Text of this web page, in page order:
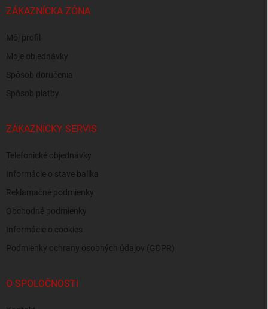
ZÁKAZNÍCKA ZÓNA
Môj profil
Moje objednávky
Spôsob doručenia
Spôsob platby
ZÁKAZNÍCKY SERVIS
Telefonické objednávky
Informácie o stave balíka
Reklamačné podmienky
Obchodné podmienky
Informácie o cookies
Podmienky ochrany osobných údajov (GDPR)
O SPOLOČNOSTI